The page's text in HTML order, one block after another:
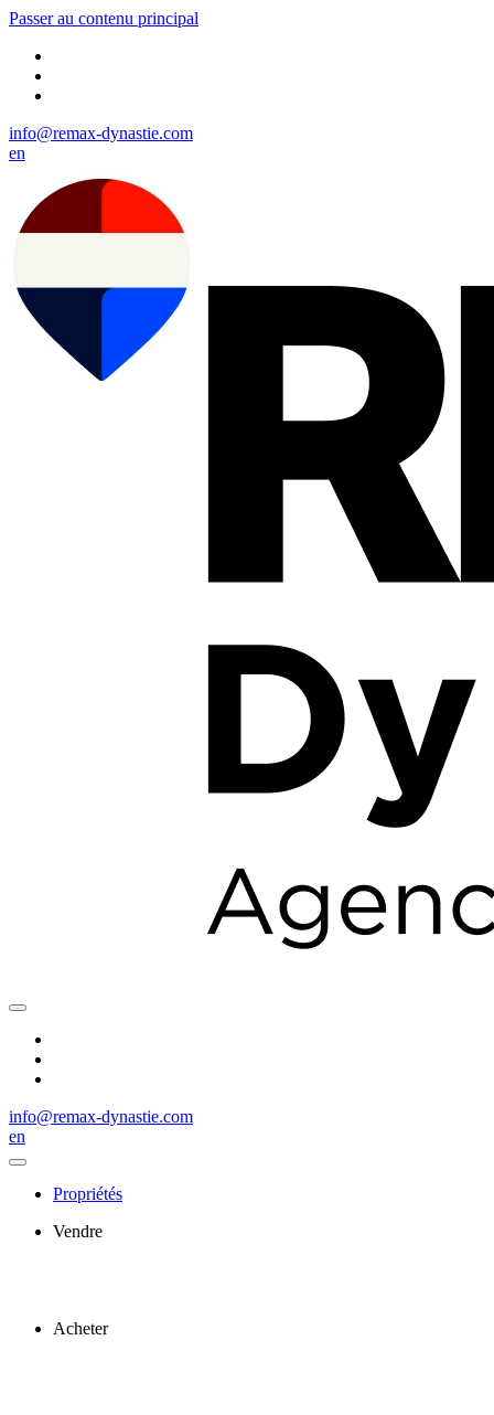
Passer au contenu principal
info@remax-dynastie.com
en
info@remax-dynastie.com
en
Propriétés
Vendre
Acheter